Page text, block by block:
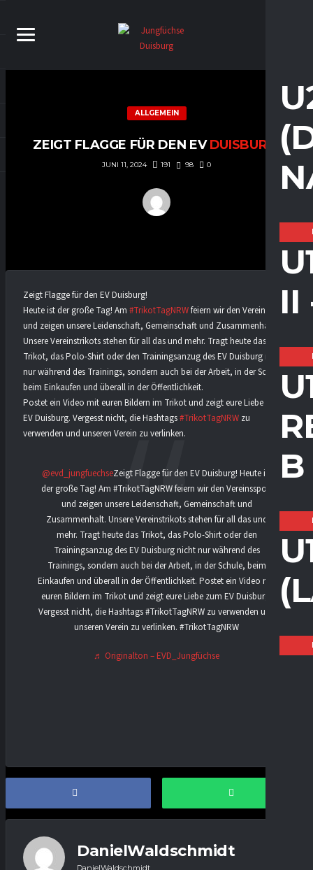
II
B
ALLGEMEIN
ZEIGT FLAGGE FÜR DEN EVDUISBURG!
JUNI 11, 2024 191 98 0
Zeigt Flagge für den EV Duisburg!
Heute ist der große Tag! Am #TrikotTagNRWfeiern wir den Vereinssport
und zeigen unsere Leidenschaft, Gemeinschaft und Zusammenhalt.
Unsere Vereinstrikots stehen für all das und mehr. Tragt heute das
Trikot, das Polo-Shirt oder den Trainingsanzug des EV Duisburg nicht
nur während des Trainings, sondern auch bei der Arbeit, in der Schule,
beim Einkaufen und überall in der Öffentlichkeit.
Postet ein Video mit euren Bildern im Trikot und zeigt eure Liebe zum
EV Duisburg. Vergesst nicht, die Hashtags#TrikotTagNRW zu
verwenden und unseren Verein zu verlinken.
@evd_jungfuechseZeigt Flagge für den EV Duisburg! Heute ist
der große Tag! Am #TrikotTagNRW feiern wir den Vereinssport
und zeigen unsere Leidenschaft, Gemeinschaft und
Zusammenhalt. Unsere Vereinstrikots stehen für all das und
mehr. Tragt heute das Trikot, das Polo-Shirt oder den
Trainingsanzug des EV Duisburg nicht nur während des
Trainings, sondern auch bei der Arbeit, in der Schule, beim
Einkaufen und überall in der Öffentlichkeit. Postet ein Video mit
euren Bildern im Trikot und zeigt eure Liebe zum EV Duisburg.
Vergesst nicht, die Hashtags #TrikotTagNRW zu verwenden und
unseren Verein zu verlinken. #TrikotTagNRW
♬ Originalton – EVD_Jungfüchse
DanielWaldschmidt
DanielWaldschmidt